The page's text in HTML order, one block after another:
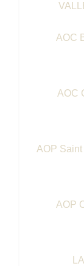
AOC
AOC
AOP
AOP